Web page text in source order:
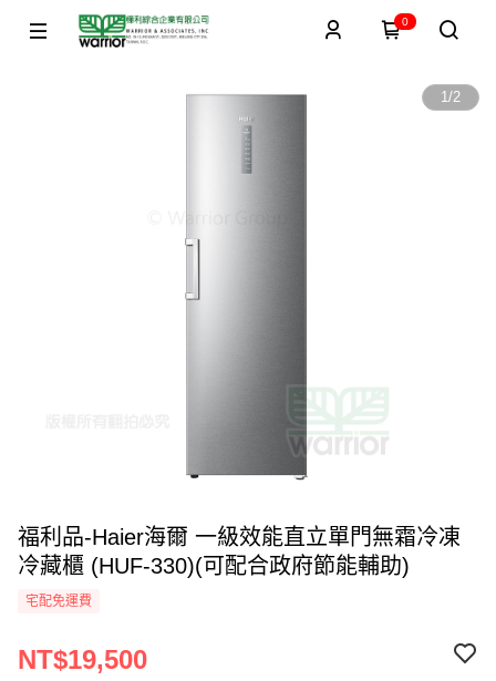
0
1/2
福利品-Haier海爾 一級效能直立單門無霜冷凍
冷藏櫃 (HUF-330)(可配合政府節能輔助)
宅配免運費
NT$19,500